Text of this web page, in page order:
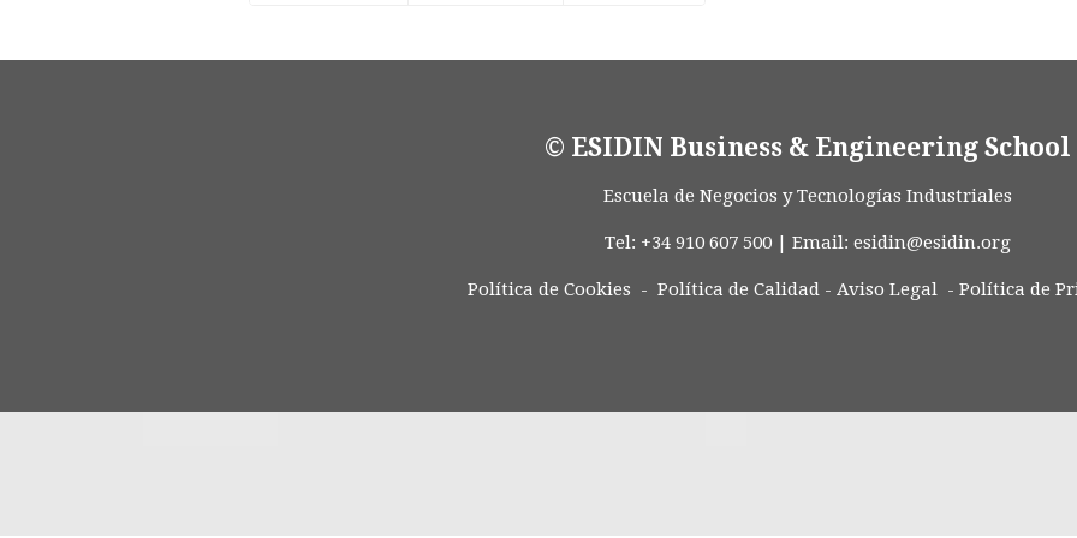
© ESIDIN Business & Engineering School
Escuela de Negocios y Tecnologías Industriales
Tel: +34 910 607 500 | Email: esidin@esidin.org
Política de Cookies - Política de Calidad- Aviso Legal- Política de